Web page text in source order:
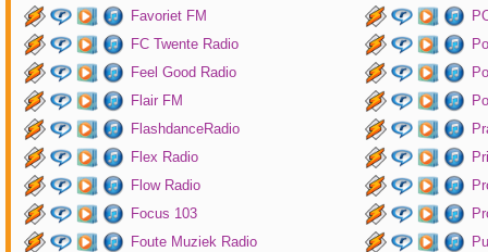
Favoriet FM
FC Twente Radio
Feel Good Radio
Flair FM
FlashdanceRadio
Flex Radio
Flow Radio
Focus 103
Foute Muziek Radio